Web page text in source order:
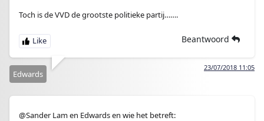
Toch is de VVD de grootste politieke partij…….
Beantwoord
23/07/2018 11:05
Edwards
@Sander Lam en Edwards en wie het betreft: